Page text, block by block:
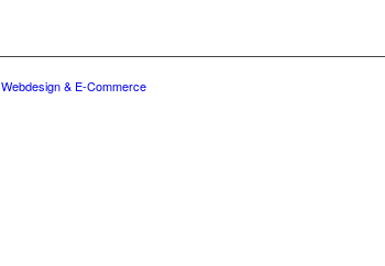
Webdesign & E-Commerce